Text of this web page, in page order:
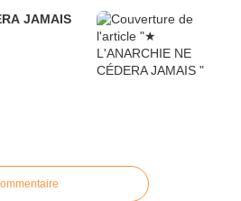
JAMAIS